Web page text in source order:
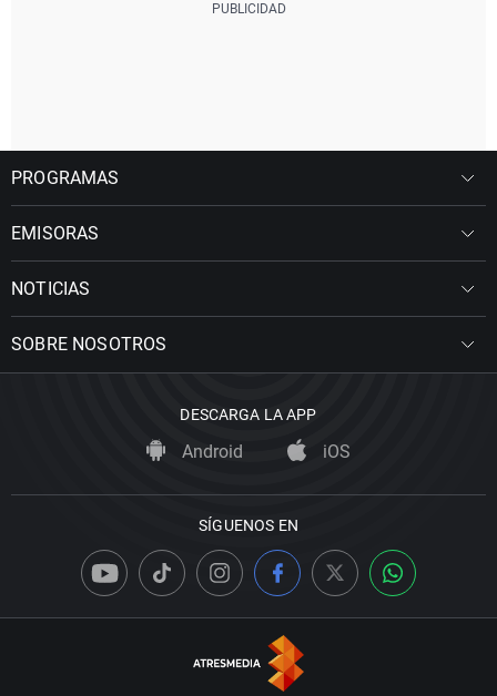
PROGRAMAS
EMISORAS
NOTICIAS
SOBRE NOSOTROS
DESCARGA LA APP
Android iOS
SÍGUENOS EN